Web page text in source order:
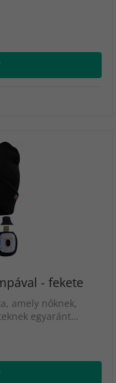
- fekete
amely nőknek,
egyaránt…